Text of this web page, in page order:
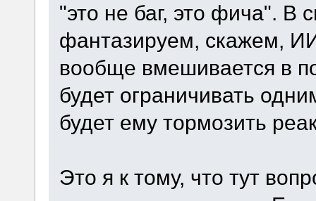
"это не баг, это фича". В
фантазируем, скажем,
вообще вмешивается в
будет ограничивать
будет ему тормозить
Это я к тому, что тут